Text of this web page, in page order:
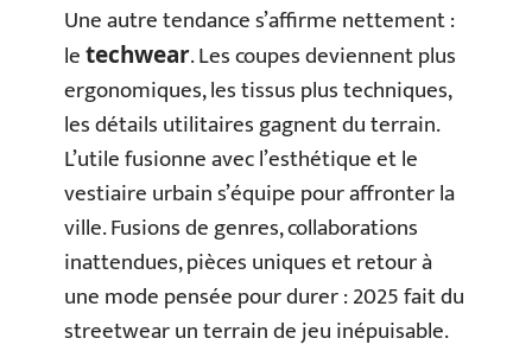
Une autre tendance s’affirme nettement :
letechwear. Les coupes deviennent plus
ergonomiques, les tissus plus techniques,
les détails utilitaires gagnent du terrain.
L’utile fusionne avec l’esthétique et le
vestiaire urbain s’équipe pour affronter la
ville. Fusions de genres, collaborations
inattendues, pièces uniques et retour à
une mode pensée pour durer : 2025 fait du
streetwear un terrain de jeu inépuisable.